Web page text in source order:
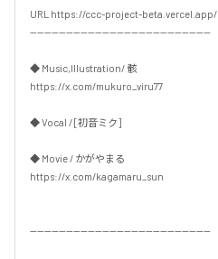
URL https://ccc-project-beta.vercel.app/
--------------------------------------------------
◆ Music,Illustration/ 骸
https://x.com/mukuro_viru77
◆ Vocal / [初音ミク]
◆ Movie / かがやまる
https://x.com/kagamaru_sun
--------------------------------------------------